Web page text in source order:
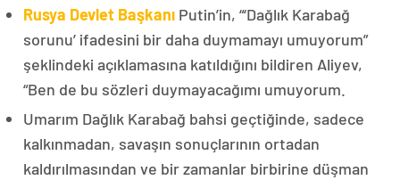
Rusya Devlet Başkanı Putin’in, “‘Dağlık Karabağ
sorunu’ ifadesini bir daha duymamayı umuyorum”
şeklindeki açıklamasına katıldığını bildiren Aliyev,
“Ben de bu sözleri duymayacağımı umuyorum.
Umarım Dağlık Karabağ bahsi geçtiğinde, sadece
kalkınmadan, savaşın sonuçlarının ortadan
kaldırılmasından ve bir zamanlar birbirine düşman